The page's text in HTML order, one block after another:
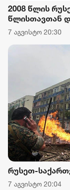
2008 წლის
წლისთავთან
ხსოვნისთვის
საქართველოს
შენობაზე
7 აგვისტო 20:30
რუსეთ-
7 აგვისტო 20:04